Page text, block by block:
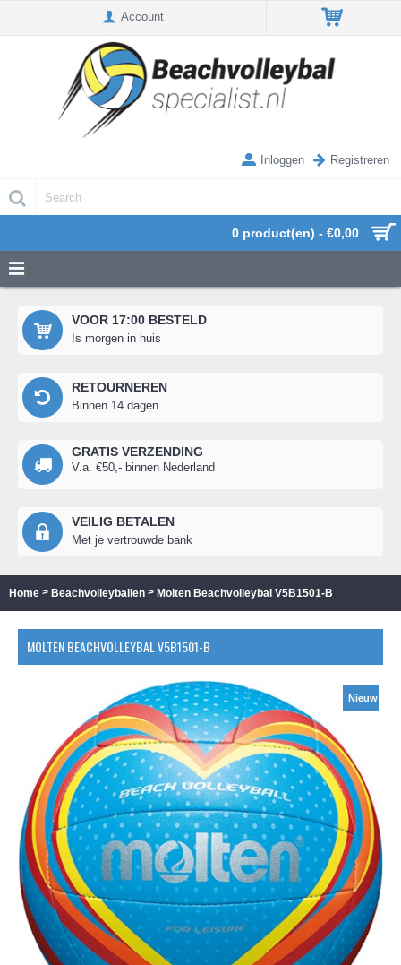
Account
Inloggen Registreren
0 product(en) - €0,00
VOOR 17:00 BESTELD
Is morgen in huis
RETOURNEREN
Binnen 14 dagen
GRATIS VERZENDING
V.a. €50,- binnen Nederland
VEILIG BETALEN
Met je vertrouwde bank
Home > Beachvolleyballen > Molten Beachvolleybal V5B1501-B
MOLTEN BEACHVOLLEYBAL V5B1501-B
Nieuw